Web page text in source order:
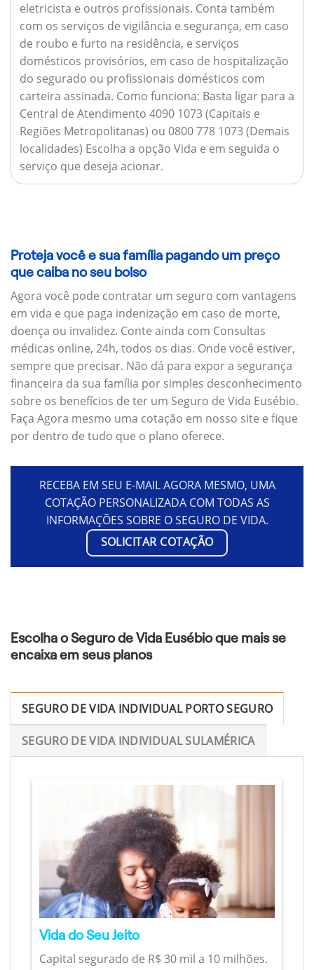
eletricista e outros profissionais. Conta também
com os serviços de vigilância e segurança, em caso
de roubo e furto na residência, e serviços
domésticos provisórios, em caso de hospitalização
do segurado ou profissionais domésticos com
carteira assinada. Como funciona: Basta ligar para a
Central de Atendimento 4090 1073 (Capitais e
Regiões Metropolitanas) ou 0800 778 1073 (Demais
localidades) Escolha a opção Vida e em seguida o
serviço que deseja acionar.
Proteja você e sua família pagando um preço
que caiba no seu bolso
Agora você pode contratar um seguro com vantagens
em vida e que paga indenização em caso de morte,
doença ou invalidez. Conte ainda com Consultas
médicas online, 24h, todos os dias. Onde você estiver,
sempre que precisar. Não dá para expor a segurança
financeira da sua família por simples desconhecimento
sobre os benefícios de ter um Seguro de Vida Eusébio.
Faça Agora mesmo uma cotação em nosso site e fique
por dentro de tudo que o plano oferece.
RECEBA EM SEU E-MAIL AGORA MESMO, UMA
COTAÇÃO PERSONALIZADA COM TODAS AS
INFORMAÇÕES SOBRE O SEGURO DE VIDA.
SOLICITAR COTAÇÃO
Escolha o Seguro de Vida Eusébio que mais se
encaixa em seus planos
SEGURO DE VIDA INDIVIDUAL PORTO SEGURO
SEGURO DE VIDA INDIVIDUAL SULAMÉRICA
Vida do Seu Jeito
Capital segurado de R$ 30 mil a 10 milhões.